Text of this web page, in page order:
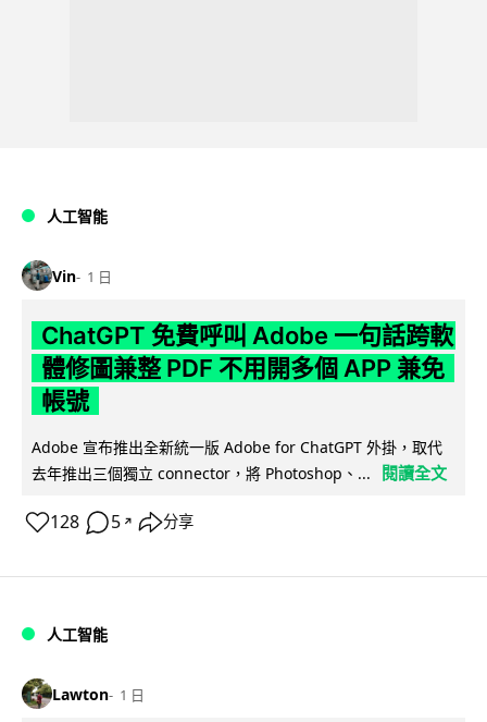
人工智能
Vin 1 日
ChatGPT 免費呼叫 Adobe 一句話跨軟
體修圖兼整 PDF 不用開多個 APP 兼免
帳號
Adobe 宣布推出全新統一版 Adobe for ChatGPT 外掛，取代
去年推出三個獨立 connector，將 Photoshop、...
閱讀全文
128 5 ↗ 分享
人工智能
Lawton 1 日